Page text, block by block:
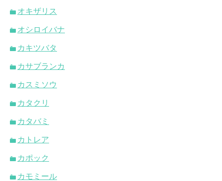
オキザリス
オシロイバナ
カキツバタ
カサブランカ
カスミソウ
カタクリ
カタバミ
カトレア
カポック
カモミール